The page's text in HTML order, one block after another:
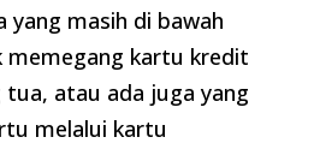
yang masih di bawah
memegang kartu kredit
atau ada juga yang
melalui kartu